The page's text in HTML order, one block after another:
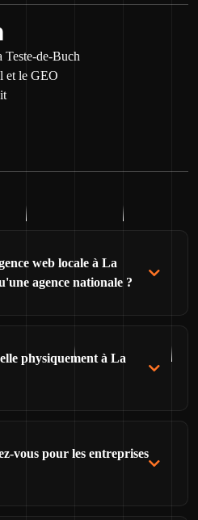
Teste-de-Buch
et le GEO
web locale à La
agence nationale ?
physiquement à La
vous pour les entreprises